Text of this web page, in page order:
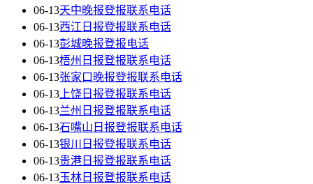
06-13天中晚报登报联系电话
06-13西江日报登报联系电话
06-13彭城晚报登报电话
06-13梧州日报登报联系电话
06-13张家口晚报登报联系电话
06-13 上饶日报登报联系电话
06-13兰州日报登报联系电话
06-13石嘴山日报登报联系电话
06-13银川日报登报联系电话
06-13贵港日报登报联系电话
06-13玉林日报登报联系电话